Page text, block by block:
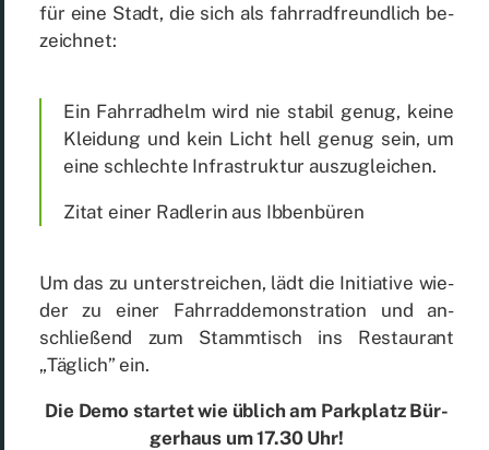
für eine Stadt, die sich als fahr­rad­freund­lich be­
zeich­net:
Ein Fahr­rad­helm wird nie sta­bil ge­nug, kei­ne
Klei­dung und kein Licht hell ge­nug sein, um
eine schlech­te In­fra­struk­tur aus­zu­glei­chen.
Zi­tat ei­ner Rad­le­rin aus Ib­ben­bü­ren
Um das zu un­ter­strei­chen, lädt die In­itia­ti­ve wie­
der zu ei­ner Fahr­rad­de­mons­tra­ti­on und an­
schlie­ßend zum Stamm­tisch ins Re­stau­rant
„Täg­lich” ein.
Die Demo star­tet wie üb­lich am Park­platz Bür­
ger­haus um 17.30 Uhr!